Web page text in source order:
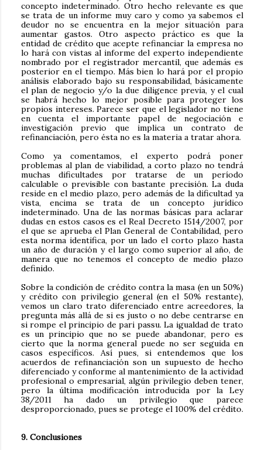
concepto indeterminado. Otro hecho relevante es que
se trata de un informe muy caro y como ya sabemos el
deudor no se encuentra en la mejor situación para
aumentar gastos. Otro aspecto práctico es que la
entidad de crédito que acepte refinanciar la empresa no
lo hará con vistas al informe del experto independiente
nombrado por el registrador mercantil, que además es
posterior en el tiempo. Más bien lo hará por el propio
análisis elaborado bajo su responsabilidad, básicamente
el plan de negocio y/o la due diligence previa, y el cual
se habrá hecho lo mejor posible para proteger los
propios intereses. Parece ser que el legislador no tiene
en cuenta el importante papel de negociación e
investigación previo que implica un contrato de
refinanciación, pero ésta no es la materia a tratar ahora.
Como ya comentamos, el experto podrá poner
problemas al plan de viabilidad, a corto plazo no tendrá
muchas dificultades por tratarse de un período
calculable o previsible con bastante precisión. La duda
reside en el medio plazo, pero además de la dificultad ya
vista, encima se trata de un concepto jurídico
indeterminado. Una de las normas básicas para aclarar
dudas en estos casos es el Real Decreto 1514/2007, por
el que se aprueba el Plan General de Contabilidad, pero
esta norma identifica, por un lado el corto plazo hasta
un año de duración y el largo como superior al año, de
manera que no tenemos el concepto de medio plazo
definido.
Sobre la condición de crédito contra la masa (en un 50%)
y crédito con privilegio general (en el 50% restante),
vemos un claro trato diferenciado entre acreedores, la
pregunta más allá de si es justo o no debe centrarse en
si rompe el principio de pari passu. La igualdad de trato
es un principio que no se puede abandonar, pero es
cierto que la norma general puede no ser seguida en
casos específicos. Así pues, si entendemos que los
acuerdos de refinanciación son un supuesto de hecho
diferenciado y conforme al mantenimiento de la actividad
profesional o empresarial, algún privilegio deben tener,
pero la última modificación introducida por la Ley
38/2011 ha dado un privilegio que parece
desproporcionado, pues se protege el 100% del crédito.
9. Conclusiones